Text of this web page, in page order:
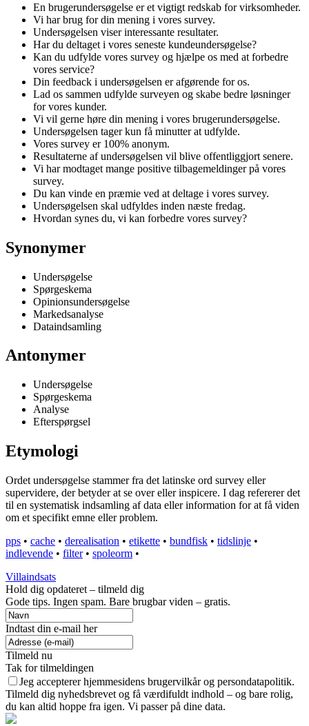
En brugerundersøgelse er et vigtigt redskab for virksomheder.
Vi har brug for din mening i vores survey.
Undersøgelsen viser interessante resultater.
Har du deltaget i vores seneste kundeundersøgelse?
Kan du udfylde vores survey og hjælpe os med at forbedre
vores service?
Din feedback i undersøgelsen er afgørende for os.
Lad os sammen udfylde surveyen og skabe bedre løsninger
for vores kunder.
Vi vil gerne høre din mening i vores brugerundersøgelse.
Undersøgelsen tager kun få minutter at udfylde.
Vores survey er 100% anonym.
Resultaterne af undersøgelsen vil blive offentliggjort senere.
Vi har modtaget mange positive tilbagemeldinger på vores
survey.
Du kan vinde en præmie ved at deltage i vores survey.
Undersøgelsen skal udfyldes inden næste fredag.
Hvordan synes du, vi kan forbedre vores survey?
Synonymer
Undersøgelse
Spørgeskema
Opinionsundersøgelse
Markedsanalyse
Dataindsamling
Antonymer
Undersøgelse
Spørgeskema
Analyse
Efterspørgsel
Etymologi
Ordet undersøgelse stammer fra det latinske ord survey eller
supervidere, der betyder at se over eller inspicere. I dag refererer det
til en systematisk indsamling af data eller information for at få viden
om et specifikt emne eller problem.
pps • cache • derealisation • etikette • bundfisk • tidslinje •
indlevende • filter• spoleorm •
Villaindsats
Hold dig opdateret – tilmeld dig
Gode tips. Ingen spam. Bare brugbar viden – gratis.
Indtast din e-mail her
Tilmeld nu
Tak for tilmeldingen
Jeg accepterer hjemmesidens brugervilkår og persondatapolitik.
Tilmeld dig nyhedsbrevet og få værdifuldt indhold – og bare rolig,
du kan altid hoppe fra igen. Vi passer på dine data.